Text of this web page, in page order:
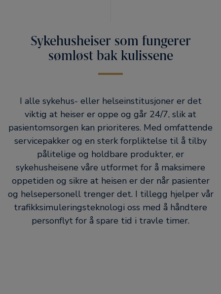
Sykehusheiser som fungerer
sømløst bak kulissene
I alle sykehus- eller helseinstitusjoner er det
viktig at heiser er oppe og går 24/7, slik at
pasientomsorgen kan prioriteres. Med omfattende
servicepakker og en sterk forpliktelse til å tilby
pålitelige og holdbare produkter, er
sykehusheisene våre utformet for å maksimere
oppetiden og sikre at heisen er der når pasienter
og helsepersonell trenger det. I tillegg hjelper vår
trafikksimuleringsteknologi oss med å håndtere
personflyt for å spare tid i travle timer.